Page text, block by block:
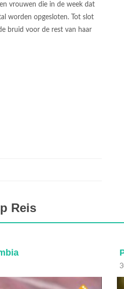
vrouwen die in de week dat
worden opgesloten. Tot slot
bruid voor de rest van haar
Reis